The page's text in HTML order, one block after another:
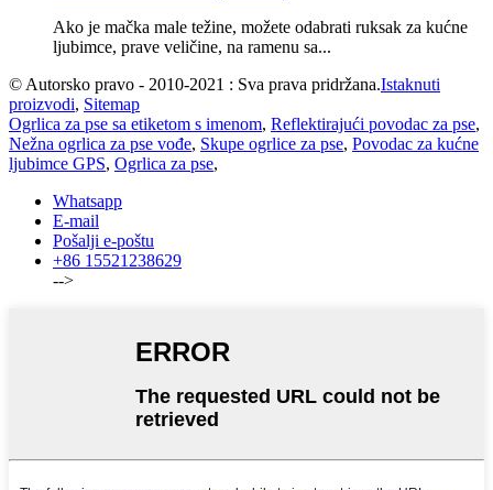
Ako je mačka male težine, možete odabrati ruksak za kućne
ljubimce, prave veličine, na ramenu sa...
© Autorsko pravo - 2010-2021 : Sva prava pridržana.Istaknuti
proizvodi, Sitemap
Ogrlica za pse sa etiketom s imenom, Reflektirajući povodac za pse,
Nežna ogrlica za pse vođe, Skupe ogrlice za pse, Povodac za kućne
ljubimce GPS, Ogrlica za pse,
Whatsapp
E-mail
Pošalji e-poštu
+86 15521238629
-->